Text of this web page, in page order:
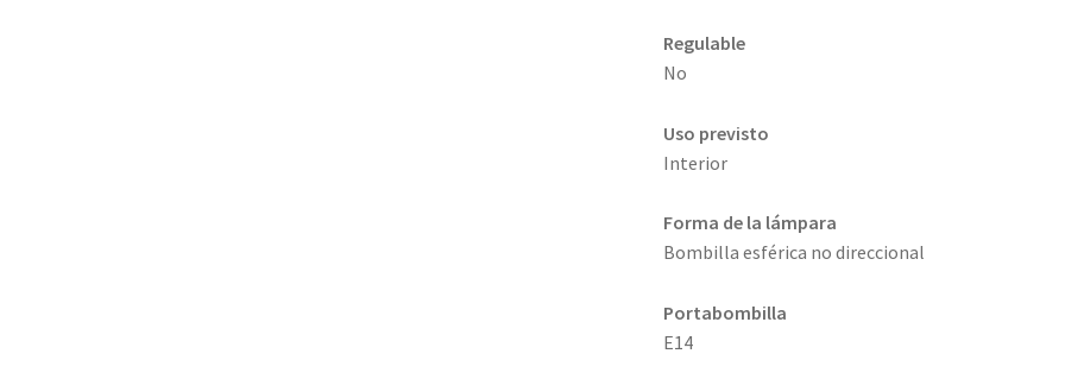
Regulable
No
Uso previsto
Interior
Forma de la lámpara
Bombilla esférica no direccional
Portabombilla
E14